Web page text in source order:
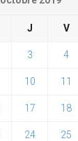
J V
3 4
10 11
17 18
24 25